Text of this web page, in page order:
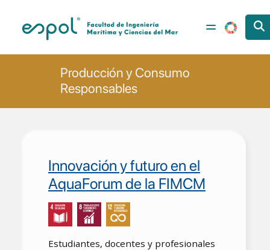
Pasar al contenido principal
Producción y Consumo
Responsables
Innovación y futuro en el
AquaForum de la FIMCM
Estudiantes, docentes y profesionales